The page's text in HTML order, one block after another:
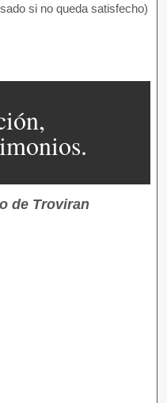
si no queda satisfecho)
de Troviran